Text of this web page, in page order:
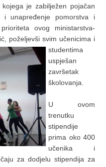
je zabilježen pojačan
unapređenje pomorstva i
ovog ministarstva-
poželjevši svim učenicima i
studentima
uspješan
završetak
školovanja.
U ovom
trenutku
stipendije
prima oko 400
učenika i
za dodjelu stipendija za